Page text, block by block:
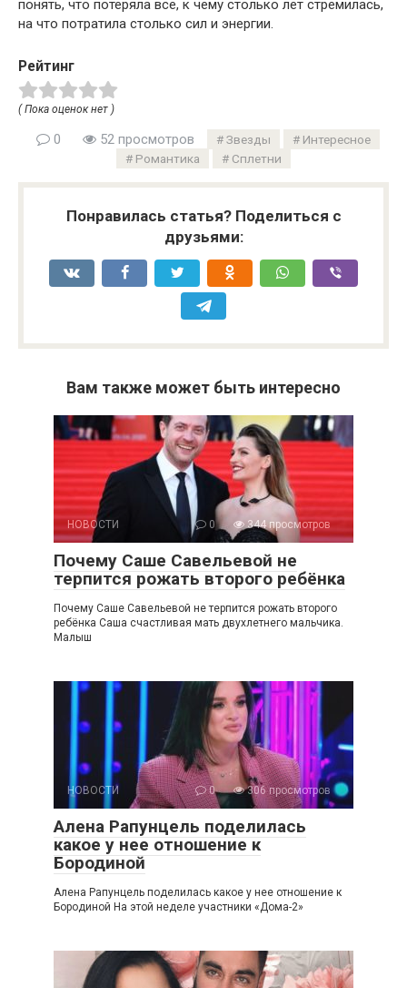
понять, что потеряла все, к чему столько лет стремилась,
на что потратила столько сил и энергии.
Рейтинг
( Пока оценок нет )
0 52 просмотров Звезды
Интересное
Романтика
Сплетни
Понравилась статья? Поделиться с
друзьями:
Вам также может быть интересно
НОВОСТИ 0 344 просмотров
Почему Саше Савельевой не
терпится рожать второго ребёнка
Почему Саше Савельевой не терпится рожать второго
ребёнка Саша счастливая мать двухлетнего мальчика.
Малыш
НОВОСТИ 0 306 просмотров
Алена Рапунцель поделилась
какое у нее отношение к
Бородиной
Алена Рапунцель поделилась какое у нее отношение к
Бородиной На этой неделе участники «Дома-2»